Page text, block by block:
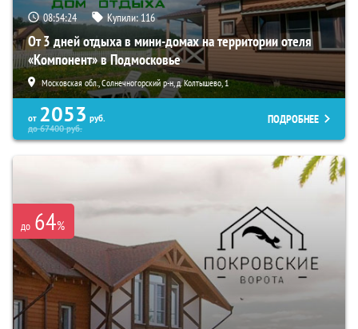
08:54:23 Купили: 116
От 3 дней отдыха в мини-домах на территории отеля
«Компонент» в Подмосковье
Московская обл., Солнечногорский р-н, д. Колтышево, 1
от 2053 руб.
до67400руб.
ПОДРОБНЕЕ
до 64%